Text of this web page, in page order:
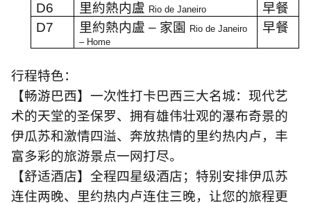
D6
里約熱内盧 Rio de Janeiro
早餐
D7
里約熱内盧– 家園
Rio de Janeiro
– Home
早餐
行程特色：
【畅游巴西】一次性打卡巴西三大名城：现代艺
术的天堂的圣保罗、拥有雄伟壮观的瀑布奇景的
伊瓜苏和激情四溢、奔放热情的里约热内卢，丰
富多彩的旅游景点一网打尽。
【舒适酒店】全程四星级酒店；特别安排伊瓜苏
连住两晚、里约热内卢连住三晚，让您的旅程更